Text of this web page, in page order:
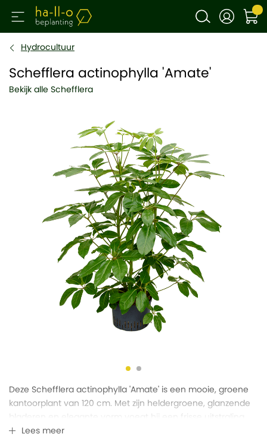
Hydrocultuur
Schefflera actinophylla 'Amate'
Bekijk alle Schefflera
Deze Schefflera actinophylla 'Amate' is een mooie, groene
kantoorplant van 120 cm. Met zijn heldergroene, glanzende
toe aan elke ruimte.
Lees meer